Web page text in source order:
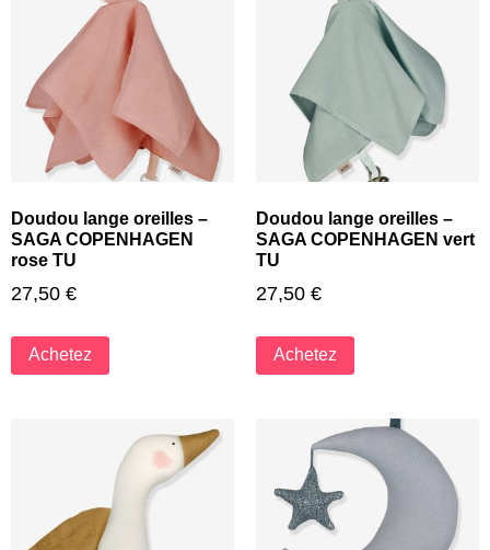
Doudou lange oreilles –
SAGA COPENHAGEN
rose TU
27,50 €
Achetez
Doudou lange oreilles –
SAGA COPENHAGEN vert
TU
27,50 €
Achetez